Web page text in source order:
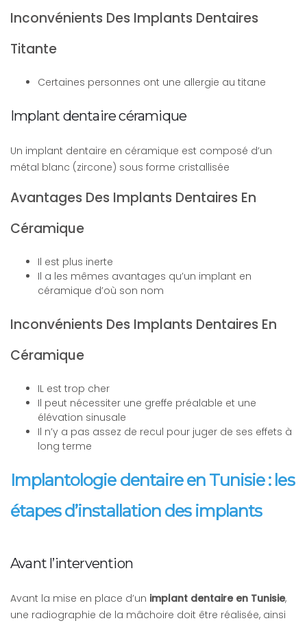
Inconvénients Des Implants Dentaires
Titante
Certaines personnes ont une allergie au titane
Implant dentaire céramique
Un implant dentaire en céramique est composé d’un
métal blanc (zircone) sous forme cristallisée
Avantages Des Implants Dentaires En
Céramique
Il est plus inerte
Il a les mêmes avantages qu’un implant en
céramique d’où son nom
Inconvénients Des Implants Dentaires En
Céramique
IL est trop cher
Il peut nécessiter une greffe préalable et une
élévation sinusale
Il n’y a pas assez de recul pour juger de ses effets à
long terme
Implantologie dentaire en Tunisie : les
étapes d’installation des implants
Avant l’intervention
Avant la mise en place d’un implant dentaire en Tunisie,
une radiographie de la mâchoire doit être réalisée, ainsi